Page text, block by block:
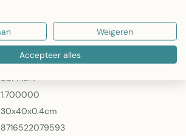
Jungle in de Mist – Set van 4
SCPMJM
1.700000
30x40x0.4cm
8716522079593
Weigeren
Accepteer alles